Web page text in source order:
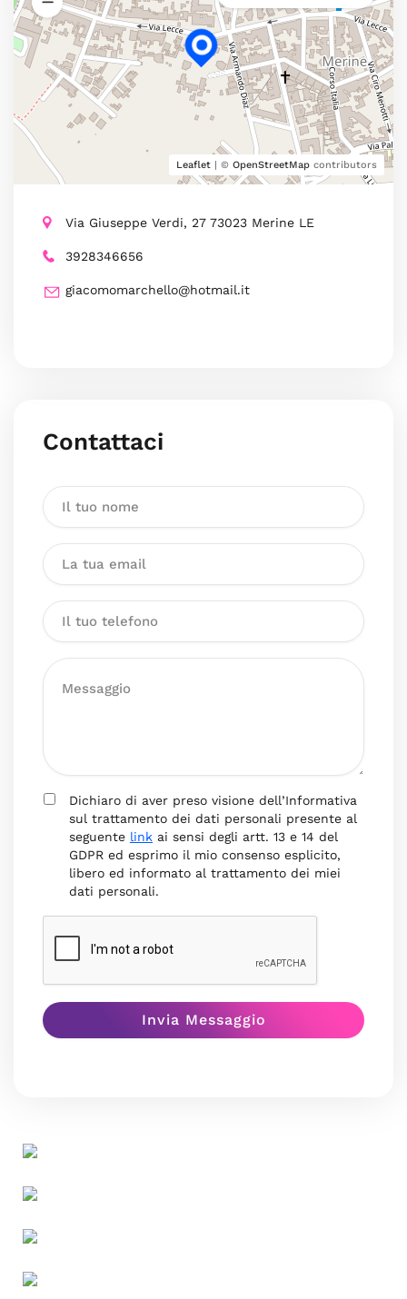
Leaflet | © OpenStreetMap contributors
Via Giuseppe Verdi, 27 73023 Merine LE
3928346656
giacomomarchello@hotmail.it
Contattaci
Dichiaro di aver preso visione dell’Informativa
sul trattamento dei dati personali presente al
seguente link ai sensi degli artt. 13 e 14 del
GDPR ed esprimo il mio consenso esplicito,
libero ed informato al trattamento dei miei
dati personali.